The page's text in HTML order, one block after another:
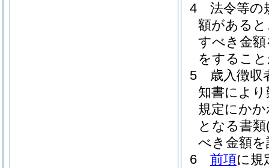
4
法令等の
額がある
すべき金
をするこ
5
歳入徴収
知書によ
規定にか
となる書類
べき金額
6
前項に規